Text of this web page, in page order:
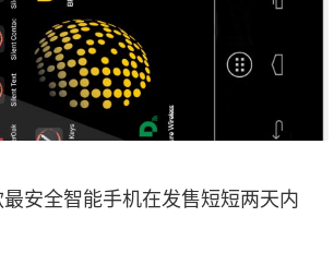
安全智能手机在发售短短两天内